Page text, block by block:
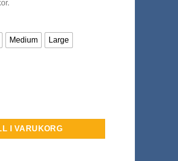
Medium Large
Brace mängd
I VARUKORG